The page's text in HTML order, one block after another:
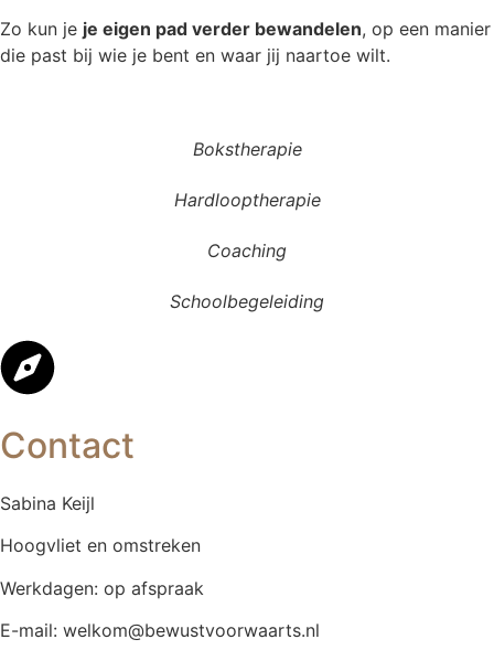
Zo kun je je eigen pad verder bewandelen, op een manier
die past bij wie je bent en waar jij naartoe wilt.
Bokstherapie
Hardlooptherapie
Coaching
Schoolbegeleiding
Contact
Sabina Keijl
Hoogvliet en omstreken
Werkdagen: op afspraak
E-mail: welkom@bewustvoorwaarts.nl